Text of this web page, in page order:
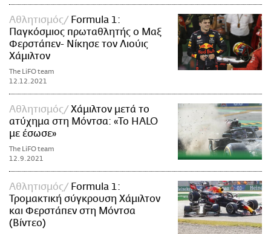
Αθλητισμός
Formula 1:
Παγκόσμιος πρωταθλητής ο Μαξ
Φερστάπεν- Νίκησε τον Λιούις
Χάμιλτον
The LiFO team
12.12.2021
Αθλητισμός
Χάμιλτον μετά το
ατύχημα στη Μόντσα: «Το HALO
με έσωσε»
The LiFO team
12.9.2021
Αθλητισμός
Formula 1:
Τρομακτική σύγκρουση Χάμιλτον
και Φερστάπεν στη Μόντσα
(Βίντεο)